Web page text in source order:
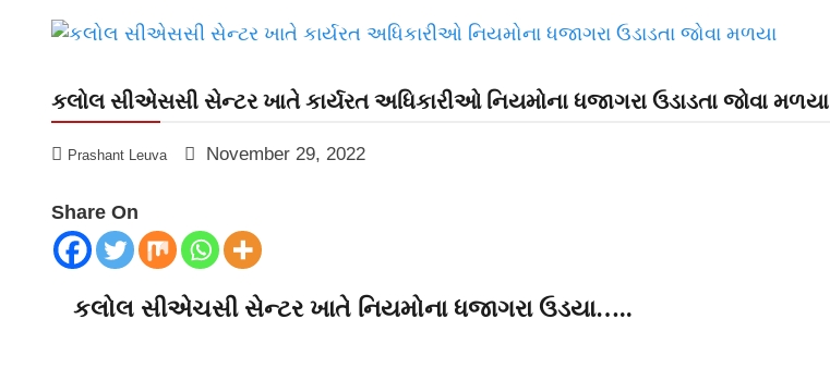
કલોલ સીએસસી સેન્ટર ખાતે કાર્યરત અધિકારીઓ નિયમોના ધજાગરા ઉડાડતા જોવા મળયા
Prashant Leuva November 29, 2022
Share On
કલોલ સીએચસી સેન્ટર ખાતે નિયમોના ધજાગરા ઉડયા…..